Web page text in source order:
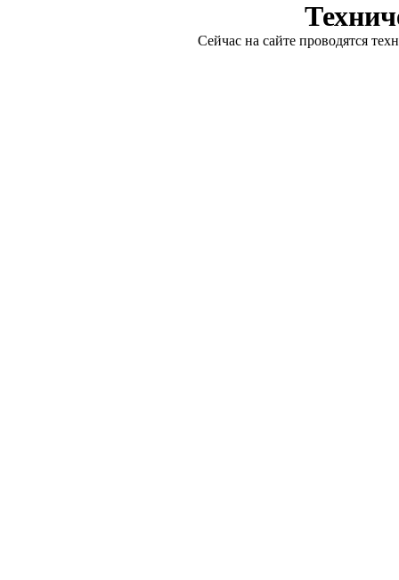
Сейчас на сайте проводятся